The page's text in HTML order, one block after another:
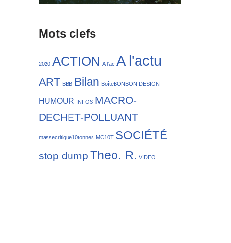
Mots clefs
2020 ACTION A l'ac A l'actu
ART BBB Bilan BoîteBONBON DESIGN
HUMOUR INFOS MACRO-
DECHET-POLLUANT
massecritique10tonnes MC10T SOCIÉTÉ
stop dump Theo. R. VIDEO